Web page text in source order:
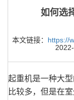
如何选
本文链接： https://
起重机是一种大
比较多，但是在